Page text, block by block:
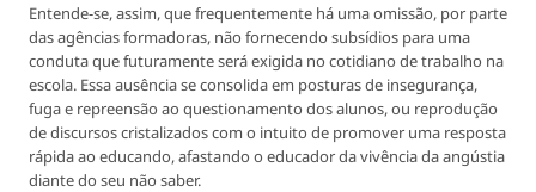
Entende-se, assim, que frequentemente há uma omissão, por parte
das agências formadoras, não fornecendo subsídios para uma
conduta que futuramente será exigida no cotidiano de trabalho na
escola. Essa ausência se consolida em posturas de insegurança,
fuga e repreensão ao questionamento dos alunos, ou reprodução
de discursos cristalizados com o intuito de promover uma resposta
rápida ao educando, afastando o educador da vivência da angústia
diante do seu não saber.